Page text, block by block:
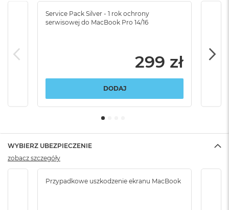
Service Pack Silver - 1 rok ochrony
serwisowej do MacBook Pro 14/16
299 zł
DODAJ
WYBIERZ UBEZPIECZENIE
Przypadkowe uszkodzenie ekranu MacBook
zobacz szczegóły